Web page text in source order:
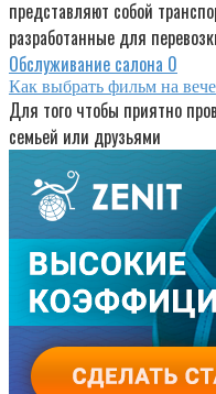
представляют собой
разработанные для
Обслуживание салона 0
Как выбрать фильм на
Для того чтобы приятно
семьей или друзьями